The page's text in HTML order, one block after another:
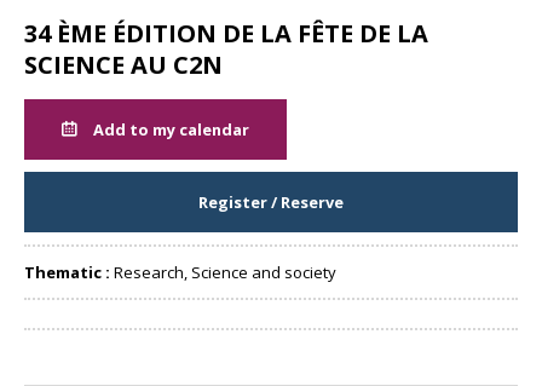
34 ÈME ÉDITION DE LA FÊTE DE LA
SCIENCE AU C2N
Add to my calendar
Register / Reserve
Thematic : Research, Science and society